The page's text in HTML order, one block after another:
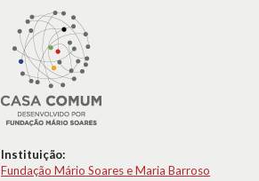
Instituição:
Fundação Mário Soares e Maria Barroso